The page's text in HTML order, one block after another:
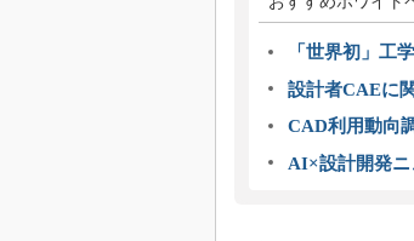
「世界初」工
設計者CAEに
CAD利用動向
AI×設計開発ニ